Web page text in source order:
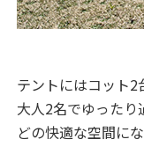
テントにはコット2
大人2名でゆった
どの快適な空間にな